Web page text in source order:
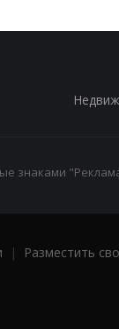
знаками
| Разместить